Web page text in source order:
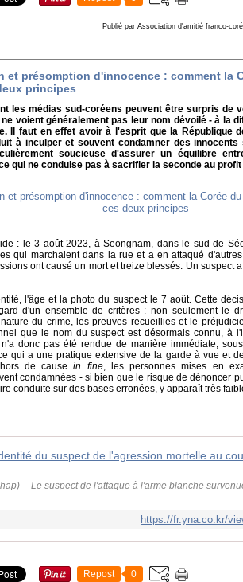
Publié par Association d'amitié franco-
et présomption d'innocence : comment la
principes
les médias sud-coréens peuvent être surpris de
voient généralement pas leur nom dévoilé - à la
Il faut en effet avoir à l'esprit que la République
à inculper et souvent condamner des
soucieuse d'assurer un équilibre
qui ne conduise pas à sacrifier la seconde au
: le 3 août 2023, à Seongnam, dans le sud de
qui marchaient dans la rue et a en attaqué
ont causé un mort et treize blessés. Un suspect
l'âge et la photo du suspect le 7 août. Cette
d'un ensemble de critères : non seulement le
du crime, les preuves recueillies et le
que le nom du suspect est désormais connu, à
donc pas été rendue de manière immédiate,
qui a une pratique extensive de la garde à vue et
hors de causein fine, les personnes mises en
condamnées - si bien que le risque de dénoncer
conduite sur des bases erronées, y apparaît très
-- Le suspect de l'attaque à l'arme blanche
https://fr.yna.co.kr/
Repost 0